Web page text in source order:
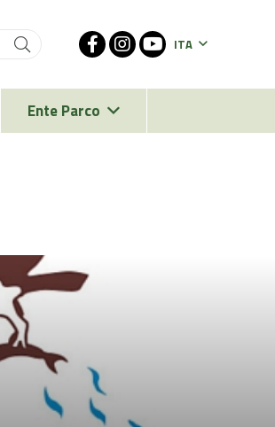
ITA
Ente Parco